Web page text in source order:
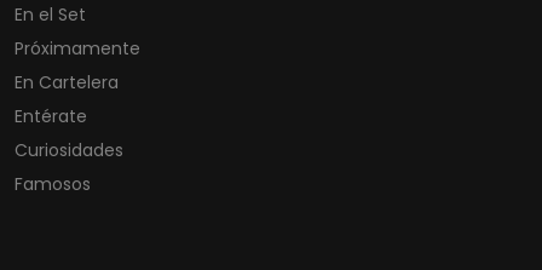
En el Set
Próximamente
En Cartelera
Entérate
Curiosidades
Famosos